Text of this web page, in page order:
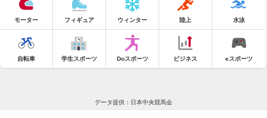
モーター フィギュア ウィンター 陸上 水泳
自転車 学生スポーツ Doスポーツ ビジネス eスポーツ
データ提供：日本中央競馬会